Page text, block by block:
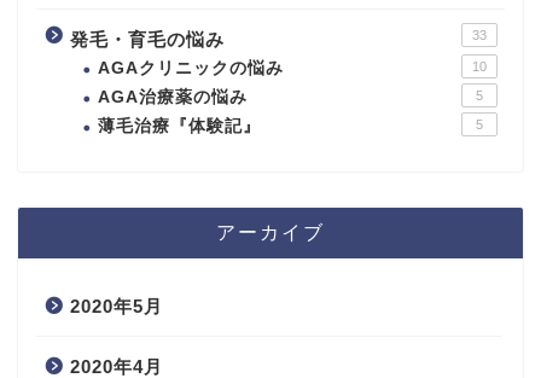
発毛・育毛の悩み 33
AGAクリニックの悩み 10
AGA治療薬の悩み 5
薄毛治療『体験記』 5
アーカイブ
2020年5月
2020年4月